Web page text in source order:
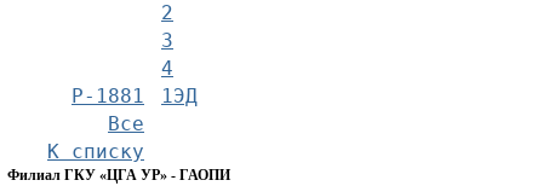
2
3
4
Р-1881
1ЭД
Все
К списку
Филиал ГКУ «ЦГА УР» - ГАОПИ